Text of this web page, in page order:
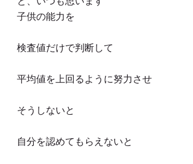
子供の能力を
検査値だけで判断して
平均値を上回るように努力させ
そうしないと
自分を認めてもらえないと